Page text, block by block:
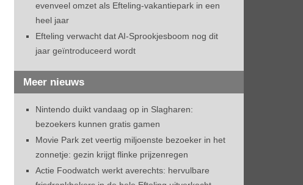
evenveel omzet als Efteling-vakantiepark in een
heel jaar
Efteling verwacht dat AI-Sprookjesboom nog dit
jaar geïntroduceerd wordt
Meer nieuws
Nintendo duikt vandaag op in Slagharen:
bezoekers kunnen gratis gamen
Movie Park zet veertig miljoenste bezoeker in het
zonnetje: gezin krijgt flinke prijzenregen
Actie Foodwatch werkt averechts: hervulbare